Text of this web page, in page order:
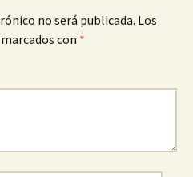
no será publicada. Los
con *